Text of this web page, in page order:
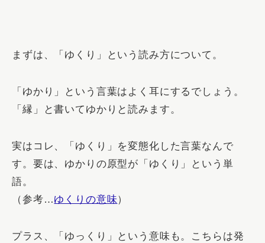
まずは、「ゆくり」という読み方について。
「ゆかり」という言葉はよく耳にするでしょう。
「縁」と書いてゆかりと読みます。
実はコレ、
「ゆくり」を変態化した言葉なんで
す。要は、ゆかりの原型が「ゆくり」という単
語。
（参考…ゆくりの意味）
プラス、「ゆっくり」という意味も。こちらは発